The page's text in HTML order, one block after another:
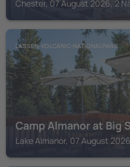
Chester, 07 August 2026, 2
LASSEN-VOLCANIC-NATIONALPARK
Camp Almanor at Big
Lake Almanor, 07 August